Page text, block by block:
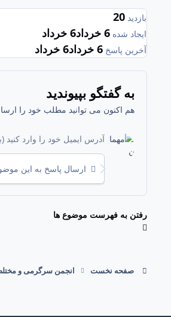
بازدید 20
ایجاد شده 6 خرداد 6 خرداد
آخرین پاسخ 6 خرداد 6 خرداد
به گفتگو بپیوندید
هم اکنون می توانید مطلب خود را
ارسال پاسخ به این
رفتن به فهرست موضوع ها
صفحه نخست انجمن سرگرمی و